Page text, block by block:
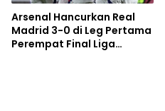
Arsenal Hancurkan Real
Madrid 3-0 di Leg Pertama
Perempat Final Liga